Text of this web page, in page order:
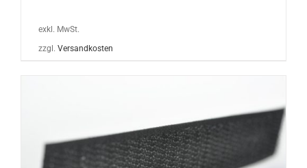
exkl. MwSt.
zzgl. Versandkosten